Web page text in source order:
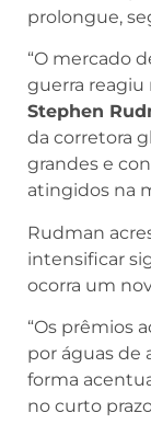
prolongue,
“O mercado
guerra reagiu
Stephen
da corretora
grandes e
atingidos na
Rudman
intensificar
ocorra um
“Os prêmios
por águas de
forma
no curto